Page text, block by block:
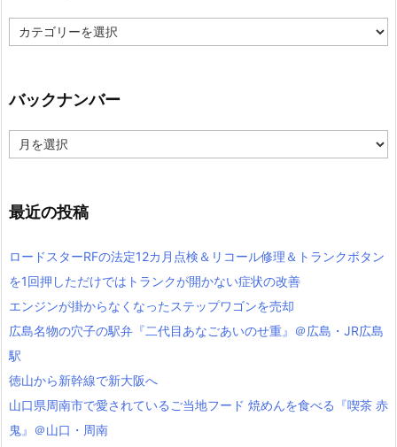
テ
ー
バックナンバー
ッ
ン
バ
最近の投稿
ロードスターRFの法定12カ月点検＆リコール修理＆トランクボタン
を1回押しただけではトランクが開かない症状の改善
エンジンが掛からなくなったステップワゴンを売却
広島名物の穴子の駅弁『二代目あなごあいのせ重』＠広島・JR広島
駅
徳山から新幹線で新大阪へ
山口県周南市で愛されているご当地フード 焼めんを食べる『喫茶 赤
鬼』＠山口・周南